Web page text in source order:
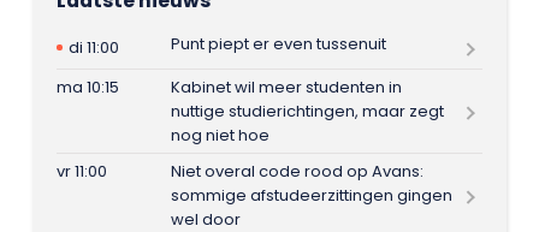
di 11:00
Punt piept er even tussenuit
ma 10:15
Kabinet wil meer studenten in
nuttige studierichtingen, maar zegt
nog niet hoe
vr 11:00
Niet overal code rood op Avans:
sommige afstudeerzittingen gingen
wel door